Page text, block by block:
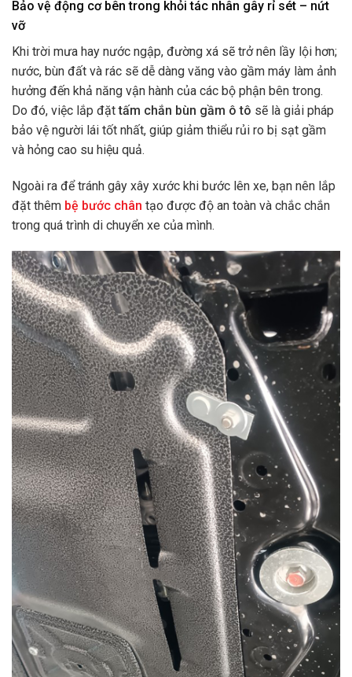
Bảo vệ động cơ bên trong khỏi tác nhân gây rỉ sét – nứt
vỡ
Khi trời mưa hay nước ngập, đường xá sẽ trở nên lầy lội hơn;
nước, bùn đất và rác sẽ dễ dàng văng vào gầm máy làm ảnh
hưởng đến khả năng vận hành của các bộ phận bên trong.
Do đó, việc lắp đặttấm chắn bùn gầm ô tô sẽ là giải pháp
bảo vệ người lái tốt nhất, giúp giảm thiểu rủi ro bị sạt gầm
và hỏng cao su hiệu quả.
Ngoài ra để tránh gây xây xước khi bước lên xe, bạn nên lắp
đặt thêm bệ bước chân tạo được độ an toàn và chắc chắn
trong quá trình di chuyển xe của mình.